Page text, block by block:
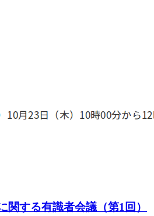
関する有識者会議（第1回）